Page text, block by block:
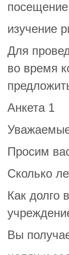
изучение
Для
во время
Анкета 1
Просим
Сколько
Как долго
Вы